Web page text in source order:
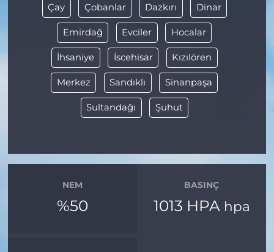
Çay Çobanlar Dazkırı Dinar
Emirdağ Evciler Hocalar
İhsaniye İscehisar Kızılören
Merkez Sandıklı Sinanpaşa
Sultandağı Şuhut
NEM
%50
BASINÇ
1013 HPA hpa